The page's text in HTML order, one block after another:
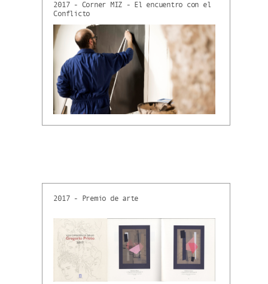
2017 - Corner MIZ - El encuentro con el
Conflicto
2017 - Premio de arte